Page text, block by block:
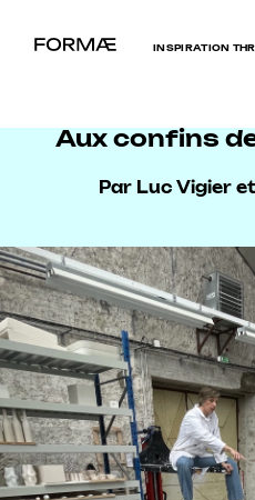
INSPIRATION
Aux confins
Par Luc Vigier